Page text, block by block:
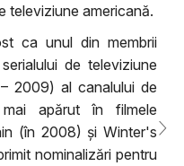
televiziune americană.
ca unul din membrii
de televiziune
2009) al canalului de
apărut în filmele
(în 2008) și Winter's
nominalizări pentru